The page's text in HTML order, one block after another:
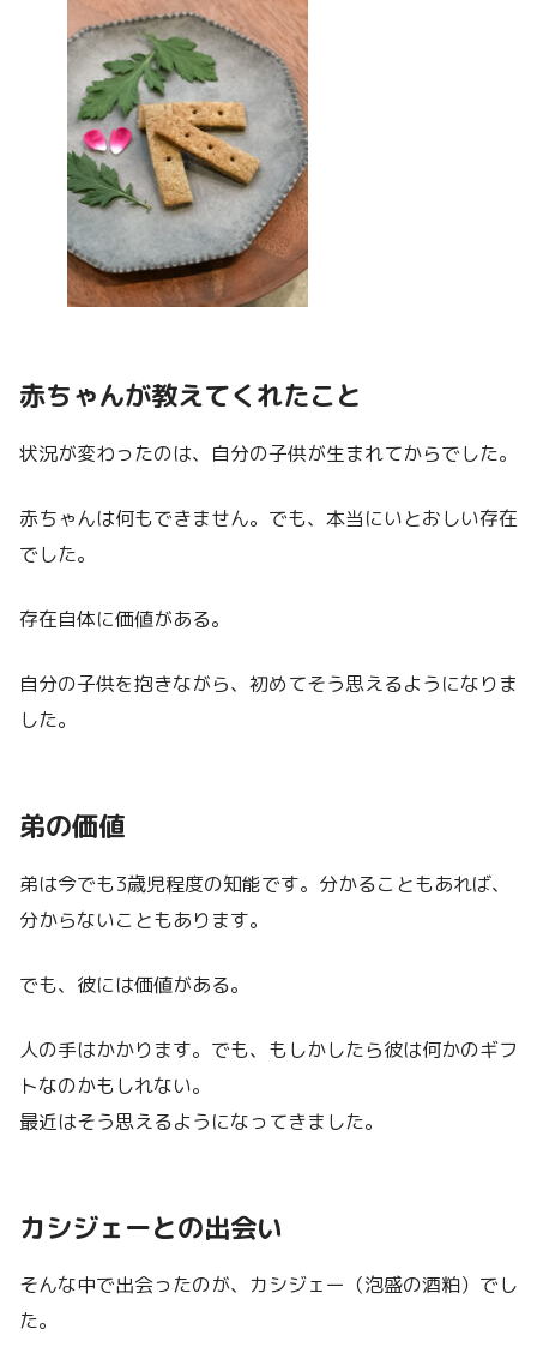
赤ちゃんが教えてくれたこと
状況が変わったのは、自分の子供が生まれてからでした。
赤ちゃんは何もできません。でも、本当にいとおしい存在
でした。
存在自体に価値がある。
自分の子供を抱きながら、初めてそう思えるようになりま
した。
弟の価値
弟は今でも3歳児程度の知能です。分かることもあれば、
分からないこともあります。
でも、彼には価値がある。
人の手はかかります。でも、もしかしたら彼は何かのギフ
トなのかもしれない。
最近はそう思えるようになってきました。
カシジェーとの出会い
そんな中で出会ったのが、カシジェー（泡盛の酒粕）でし
た。